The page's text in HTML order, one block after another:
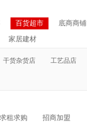
百货超市 底商商铺
家居建材
干货杂货店 工艺品店
求租求购 招商加盟